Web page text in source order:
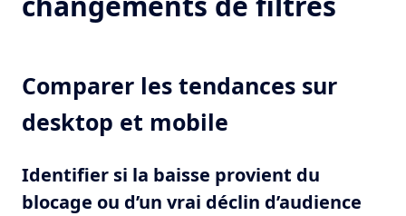
Comparer les tendances sur
desktop et mobile
Identifier si la baisse provient du
blocage ou d’un vrai déclin d’audience